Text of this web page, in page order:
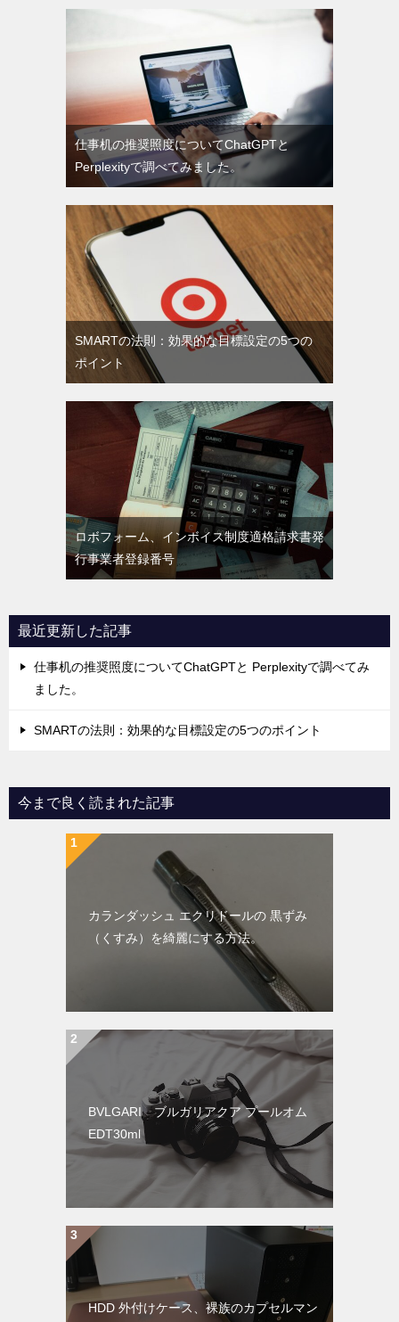
仕事机の推奨照度についてChatGPTと
Perplexityで調べてみました。
SMARTの法則：効果的な目標設定の5つの
ポイント
ロボフォーム、インボイス制度適格請求書発
行事業者登録番号
最近更新した記事
仕事机の推奨照度についてChatGPTと Perplexityで調べてみ
ました。
SMARTの法則：効果的な目標設定の5つのポイント
今まで良く読まれた記事
カランダッシュ エクリドールの 黒ずみ
（くすみ）を綺麗にする方法。
BVLGARI ブルガリアクア プールオム
EDT30ml
HDD 外付けケース、裸族のカプセルマン